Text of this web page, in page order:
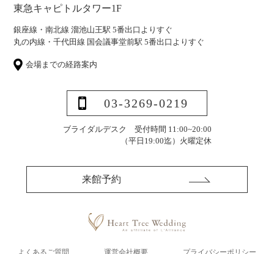
東急キャピトルタワー1F
銀座線・南北線 溜池山王駅 5番出口よりすぐ
丸の内線・千代田線 国会議事堂前駅 5番出口よりすぐ
会場までの経路案内
03-3269-0219
ブライダルデスク 受付時間 11:00~20:00
（平日19:00迄） 火曜定休
来館予約